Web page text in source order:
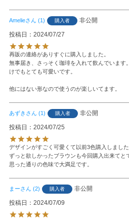
Amelie 1 購入者
非公開
投稿日
2024/07/27
再販の連絡がありすぐに購入しました。
無事届き、さっそく珈琲を入れて飲んでいます
けでもとても可愛いです。
他にはない形なので使うのが楽しいてます。
あずき 1 購入者
非公開
投稿日
2024/07/25
デザインがすごく可愛くて以前3色購入しました
ずっと欲しかったブラウンも今回購入出来てと
思った通りの色味で大満足です。
まー 2 購入者
非公開
投稿日
2024/07/09